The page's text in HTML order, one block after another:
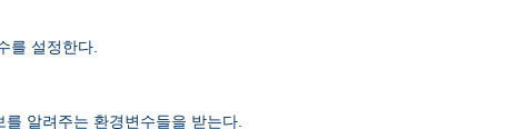
를 설정한다.
알려주는 환경변수들을 받는다.